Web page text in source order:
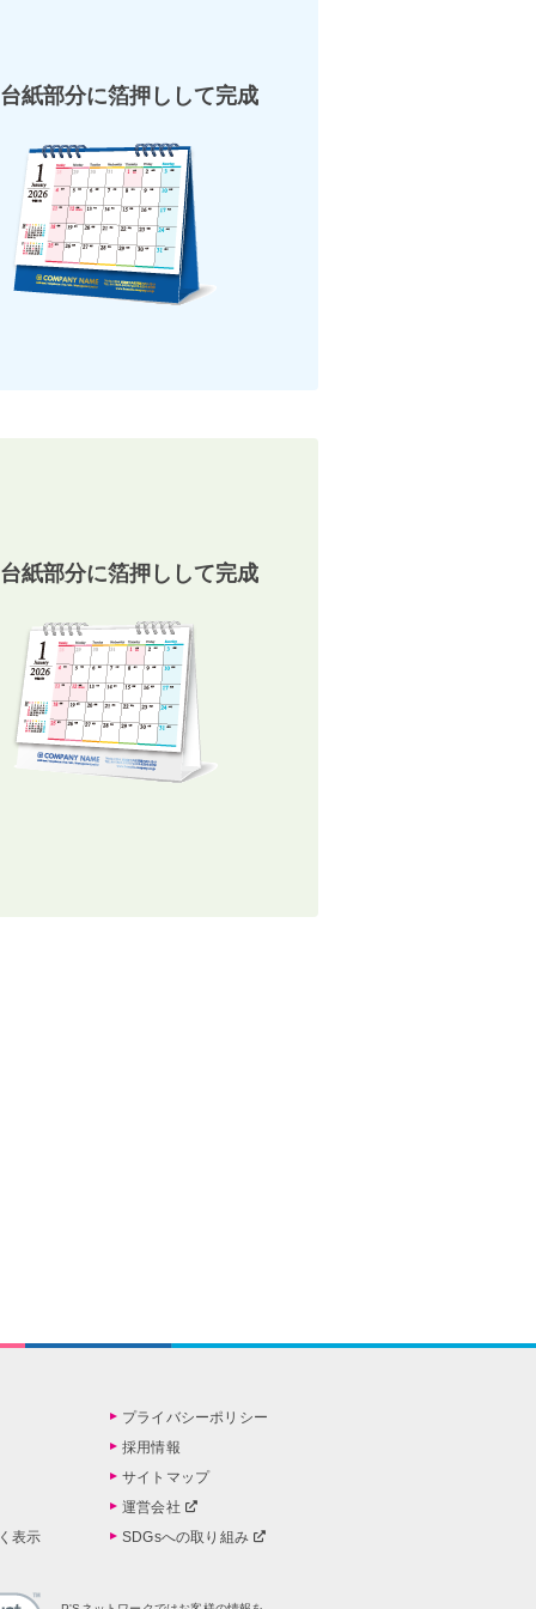
台紙部分に箔押しして完成
台紙部分に箔押しして完成
プライバシーポリシー
採用情報
サイトマップ
運営会社
表示
SDGsへの取り組み